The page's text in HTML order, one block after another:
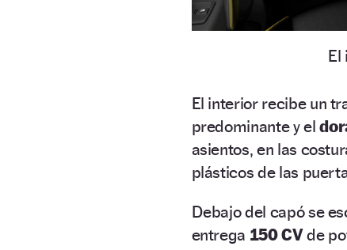
El
El interior recibe un
predominante y el
asientos, en las
plásticos de las
Debajo del capó se
entrega 150 CVde